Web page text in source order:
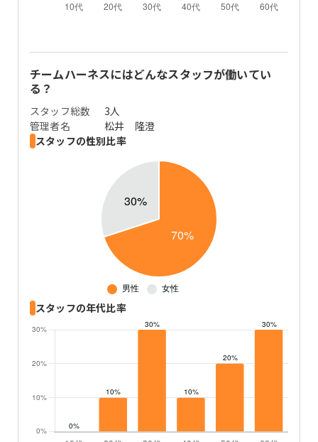
チームハーネスにはどんなスタッフが働いてい
る？
スタッフ総数 3人
管理者名
松井 隆澄
スタッフの性別比率
スタッフの年代比率